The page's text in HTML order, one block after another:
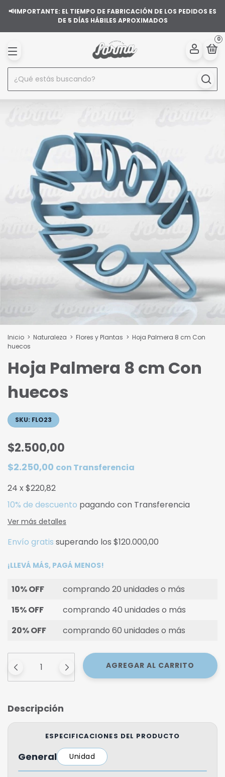
📢IMPORTANTE: EL TIEMPO DE FABRICACIÓN DE LOS PEDIDOS ES
DE 5 DÍAS HÁBILES APROXIMADOS
0
Inicio > Naturaleza > Flores y Plantas > Hoja Palmera 8 cm Con
huecos
Hoja Palmera 8 cm Con
huecos
SKU: FLO23
$2.500,00
$2.250,00 con Transferencia
24 x$220,82
10% de descuento pagando con Transferencia
Ver más detalles
Envío gratis superando los $120.000,00
¡LLEVÁ MÁS, PAGÁ MENOS!
10% OFF
comprando 20 unidades o más
15% OFF
comprando 40 unidades o más
20% OFF
comprando 60 unidades o más
Descripción
ESPECIFICACIONES DEL PRODUCTO
General Unidad